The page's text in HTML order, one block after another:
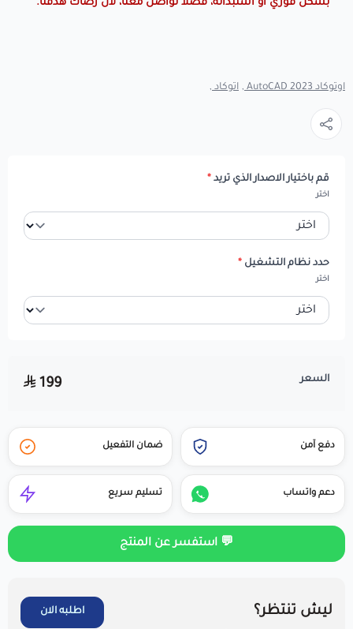
بشكل فوري أو استبداله، فضلا تواصل معنا، لأن رضاك هدفنا.
اوتوكاد 2023 AutoCAD , اتوكاد ,
قم باختيار الاصدار الذي تريد *
اختر
حدد نظام التشغيل *
اختر
السعر 199
دفع آمن ضمان التفعيل
دعم واتساب تسليم سريع
💬 استفسر عن المنتج
ليش تنتظر؟ اطلبه الان